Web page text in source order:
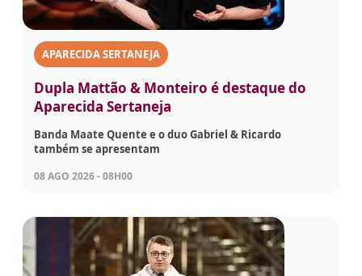
APARECIDA SERTANEJA
Dupla Mattão & Monteiro é destaque do
Aparecida Sertaneja
Banda Maate Quente e o duo Gabriel & Ricardo
também se apresentam
08 AGO 2026 - 08H00